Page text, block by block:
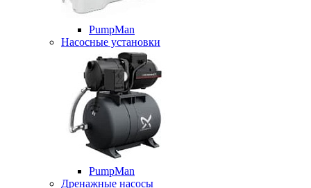
PumpMan
Насосные установки
PumpMan
Дренажные насосы